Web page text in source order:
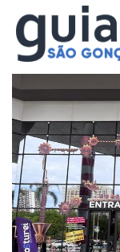
para
conteúdo